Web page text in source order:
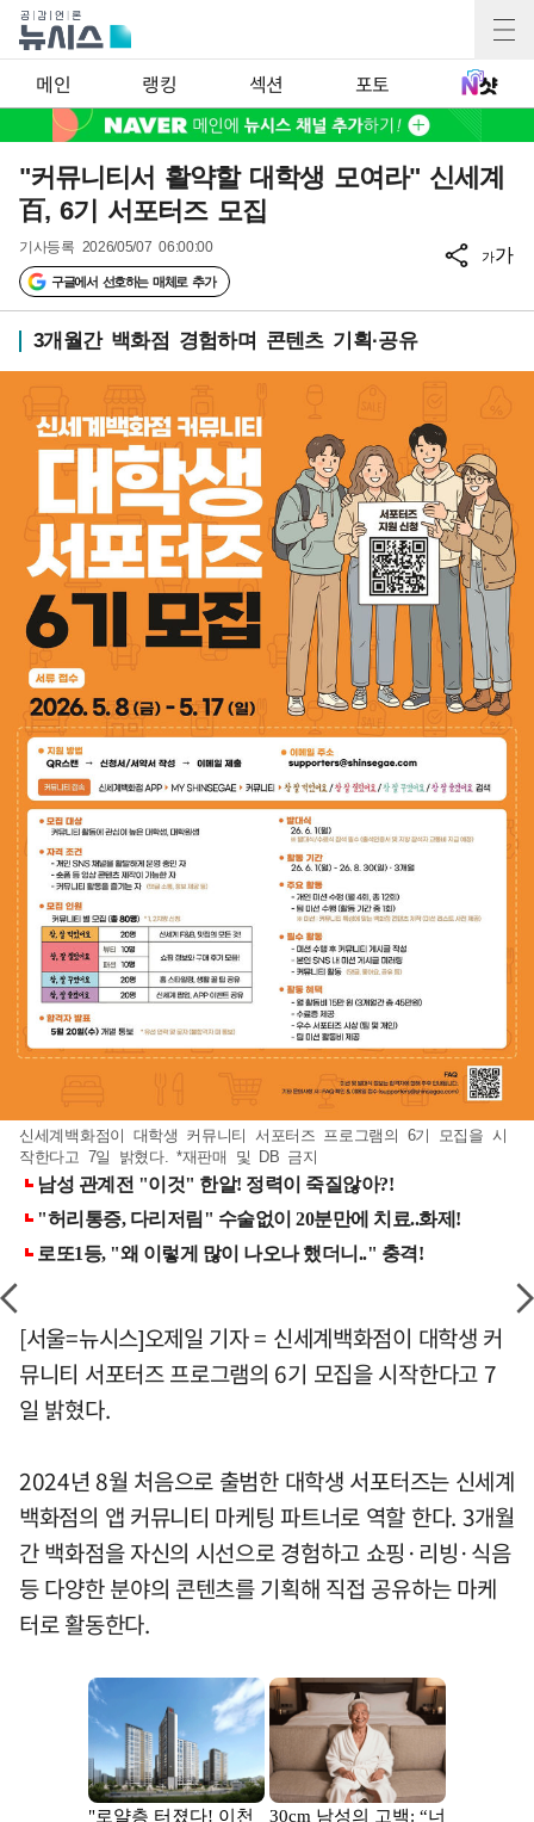
메인 랭킹 섹션 포토
"커뮤니티서 활약할 대학생 모여라" 신세계
百, 6기 서포터즈 모집
기사등록 2026/05/07 06:00:00
구글에서 선호하는 매체로 추가
가가
3개월간 백화점 경험하며 콘텐츠 기획·공유
신세계백화점이 대학생 커뮤니티 서포터즈 프로그램의 6기 모집을 시
작한다고 7일 밝혔다. *재판매 및 DB 금지
[서울=뉴시스]오제일 기자 = 신세계백화점이 대학생 커
뮤니티 서포터즈 프로그램의 6기 모집을 시작한다고 7
일 밝혔다.
2024년 8월 처음으로 출범한 대학생 서포터즈는 신세계
백화점의 앱 커뮤니티 마케팅 파트너로 역할 한다. 3개월
간 백화점을 자신의 시선으로 경험하고 쇼핑·리빙·식음
등 다양한 분야의 콘텐츠를 기획해 직접 공유하는 마케
터로 활동한다.